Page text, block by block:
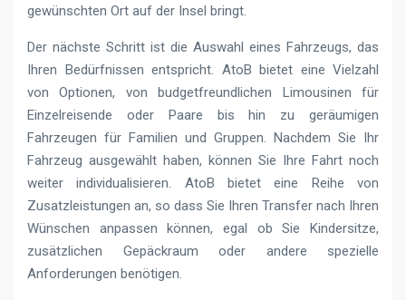
gewünschten Ort auf der Insel bringt.
Der nächste Schritt ist die Auswahl eines Fahrzeugs, das
Ihren Bedürfnissen entspricht. AtoB bietet eine Vielzahl
von Optionen, von budgetfreundlichen Limousinen für
Einzelreisende oder Paare bis hin zu geräumigen
Fahrzeugen für Familien und Gruppen. Nachdem Sie Ihr
Fahrzeug ausgewählt haben, können Sie Ihre Fahrt noch
weiter individualisieren. AtoB bietet eine Reihe von
Zusatzleistungen an, so dass Sie Ihren Transfer nach Ihren
Wünschen anpassen können, egal ob Sie Kindersitze,
zusätzlichen Gepäckraum oder andere spezielle
Anforderungen benötigen.